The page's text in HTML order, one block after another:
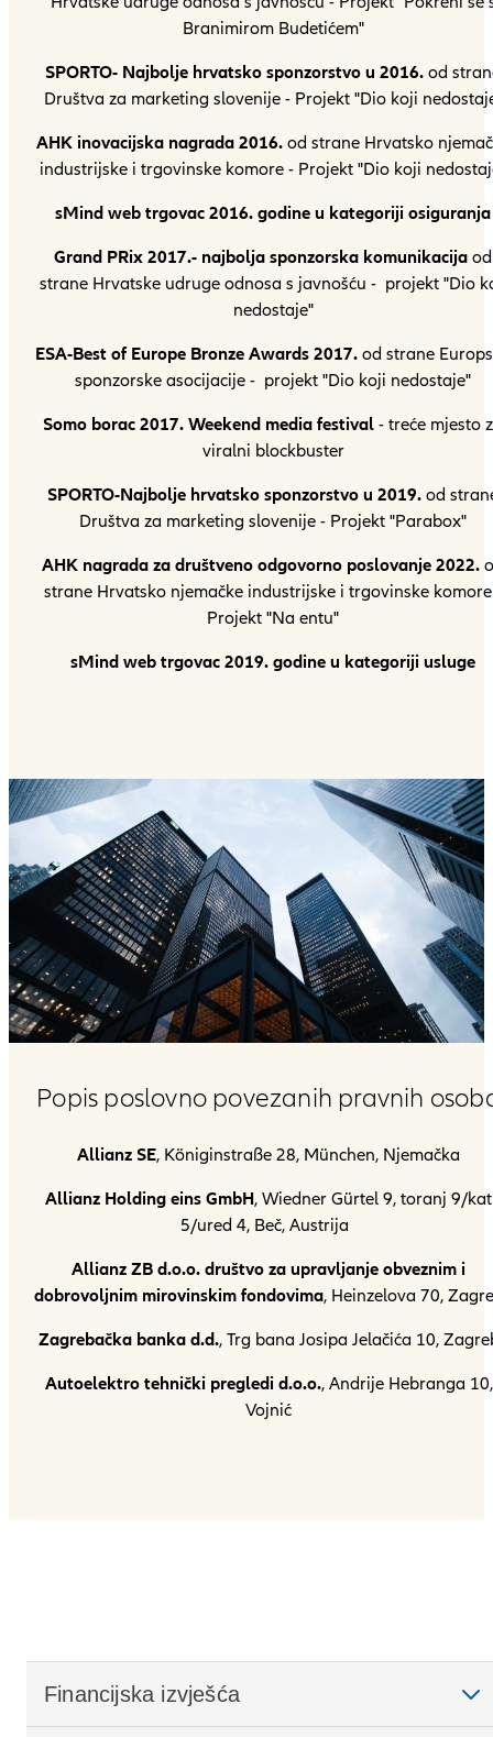
Branimirom Budetićem"
SPORTO- Najbolje hrvatsko sponzorstvo u 2016. od
Društva za marketing slovenije - Projekt "Dio koji
AHK inovacijska nagrada 2016.od strane Hrvatsko
industrijske i trgovinske komore - Projekt "Dio koji
sMind web trgovac 2016. godine u kategoriji osiguranja
Grand PRix 2017.- najbolja sponzorska komunikacija od
strane Hrvatske udruge odnosa s javnošću - projekt "Dio
nedostaje"
ESA-Best of Europe Bronze Awards 2017. od strane
sponzorske asocijacije - projekt "Dio koji nedostaje"
Somo borac 2017. Weekend media festival - treće mjesto
viralni blockbuster
SPORTO-Najbolje hrvatsko sponzorstvo u 2019. od
Društva za marketing slovenije - Projekt "Parabox"
AHK nagrada za društveno odgovorno poslovanje 2022.
strane Hrvatsko njemačke industrijske i trgovinske
Projekt "Na entu"
sMind web trgovac 2019. godine u kategoriji usluge
Popis poslovno povezanih pravnih
Allianz SE, Königinstraße 28, München, Njemačka
Allianz Holding eins GmbH, Wiedner Gürtel 9, toranj 9/kat
5/ured 4, Beč, Austrija
Allianz ZB d.o.o. društvo za upravljanje obveznim i
dobrovoljnim mirovinskim fondovima, Heinzelova 70,
Zagrebačka banka d.d., Trg bana Josipa Jelačića 10,
Autoelektro tehnički pregledi d.o.o., Andrije Hebranga 10,
Vojnić
Financijska izvješća